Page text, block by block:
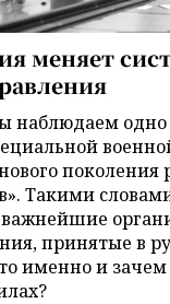
меняет
наблюдаем
поколения
Такими
принятые в
именно и зачем